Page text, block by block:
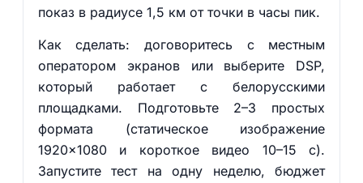
показ в радиусе 1,5 км от точки в часы пик.
Как сделать: договоритесь с местным
оператором экранов или выберите DSP,
который работает с белорусскими
площадками. Подготовьте 2–3 простых
формата (статическое изображение
1920×1080 и короткое видео 10–15 с).
Запустите тест на одну неделю, бюджет